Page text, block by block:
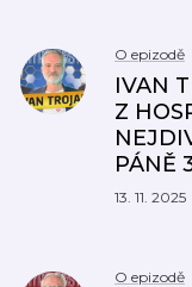
O epizodě
IVAN
Z
PÁNĚ
13. 11. 2025
O epizodě